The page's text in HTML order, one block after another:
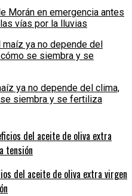
Morán en emergencia antes
vías por la lluvias
ya no depende del clima,
siembra y se fertiliza
del aceite de oliva extra virgen